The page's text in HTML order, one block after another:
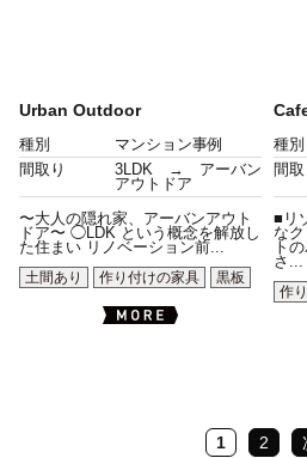
Urban Outdoor
種別
マンション事例
間取り
3LDK → アーバン
アウトドア
〜大人の隠れ家、アーバンアウト
ドア〜 ◯LDK という概念を解放し
た住まい リノベーション前...
土間あり
作り付けの家具 黒板
種別
間取
■リ
な
ト
さ...
作
1 2